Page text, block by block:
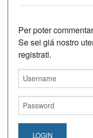
Per poter
Se sei giá nostro
registrati.
LOGIN